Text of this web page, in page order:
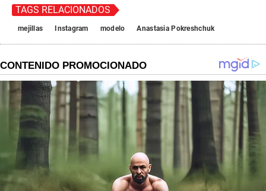
TAGS RELACIONADOS
mejillas Instagram modelo Anastasia Pokreshchuk